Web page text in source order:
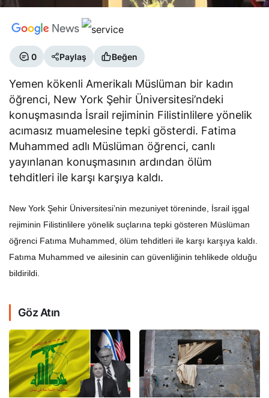
0 Paylaş Beğen
Yemen kökenli Amerikalı Müslüman bir kadın
öğrenci, New York Şehir Üniversitesi’ndeki
konuşmasında İsrail rejiminin Filistinlilere yönelik
acımasız muamelesine tepki gösterdi. Fatima
Muhammed adlı Müslüman öğrenci, canlı
yayınlanan konuşmasının ardından ölüm
tehditleri ile karşı karşıya kaldı.
New York Şehir Üniversitesi’nin mezuniyet töreninde, İsrail işgal
rejiminin Filistinlilere yönelik suçlarına tepki gösteren Müslüman
öğrenci Fatıma Muhammed, ölüm tehditleri ile karşı karşıya kaldı.
Fatıma Muhammed ve ailesinin can güvenliğinin tehlikede olduğu
bildirildi.
Göz Atın